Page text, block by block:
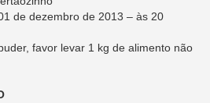
de dezembro de 2013 – às 20
favor levar 1 kg de alimento não